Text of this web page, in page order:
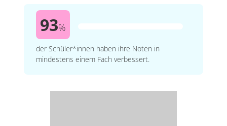
93%
der Schüler*innen haben ihre Noten in
mindestens einem Fach verbessert.